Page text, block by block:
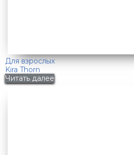
Для взрослых
Kira Thorn
Читать далее